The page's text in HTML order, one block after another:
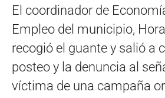
El coordinador de
Empleo del municipio,
recogió el guante y salió a
posteo y la denuncia al
víctima de una campaña